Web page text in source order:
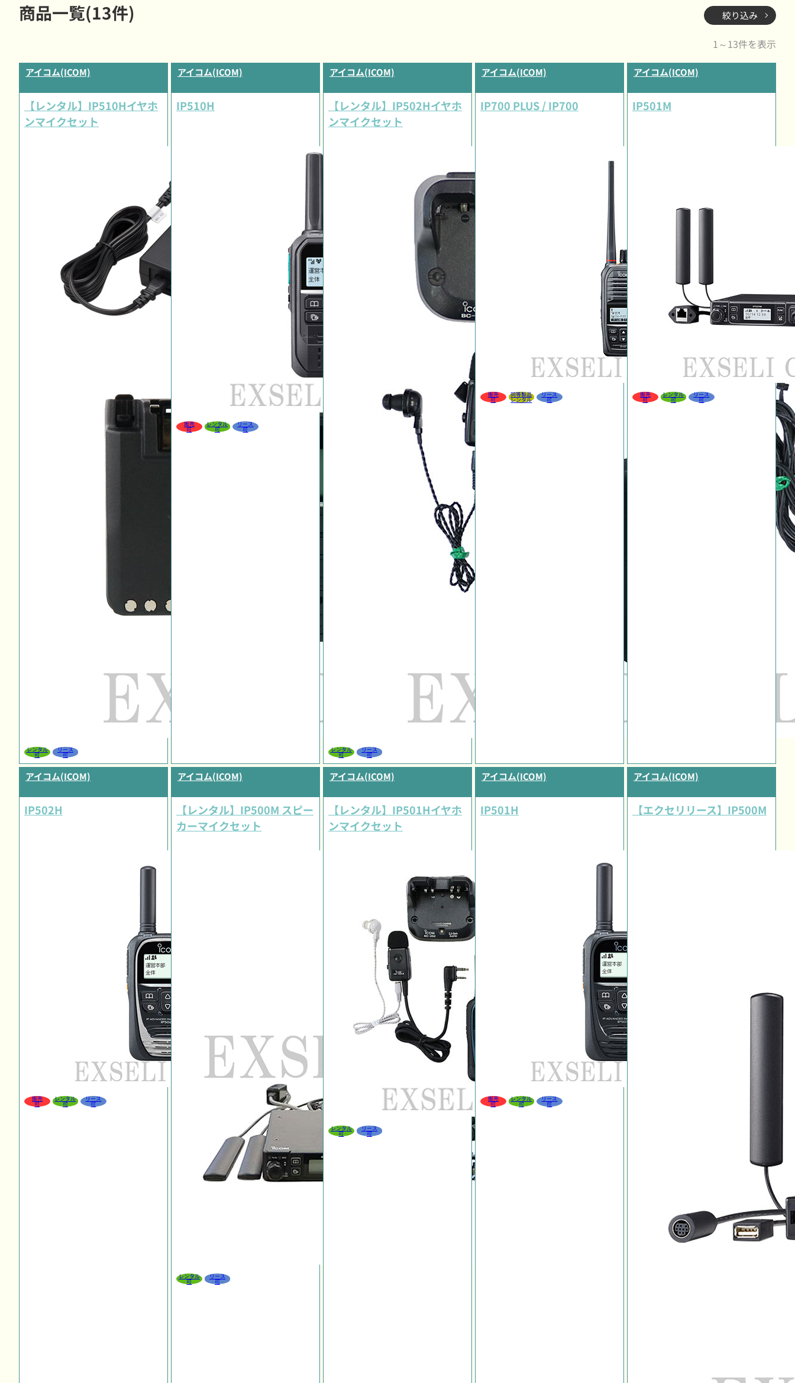
商品一覧(13件) 絞り込み
1～13件を表示
アイコム(ICOM)
【レンタル】IP510Hイヤホ
ンマイクセット
レンタル
可
リース
可
アイコム(ICOM)
IP510H
販売
可
レンタル
可
リース
可
アイコム(ICOM)
【レンタル】IP502Hイヤホ
ンマイクセット
レンタル
可
リース
可
アイコム(ICOM)
IP700 PLUS / IP700
販売
可
同等製品
レンタル
リース
可
アイコム(ICOM)
IP501M
販売
可
レンタル
可
リース
可
アイコム(ICOM)
IP502H
販売
可
レンタル
可
リース
可
アイコム(ICOM)
【レンタル】IP500M スピー
カーマイクセット
レンタル
可
リース
可
アイコム(ICOM)
【レンタル】IP501Hイヤホ
ンマイクセット
レンタル
可
リース
可
アイコム(ICOM)
IP501H
販売
可
レンタル
可
リース
可
アイコム(ICOM)
【エクセリリース】IP500M